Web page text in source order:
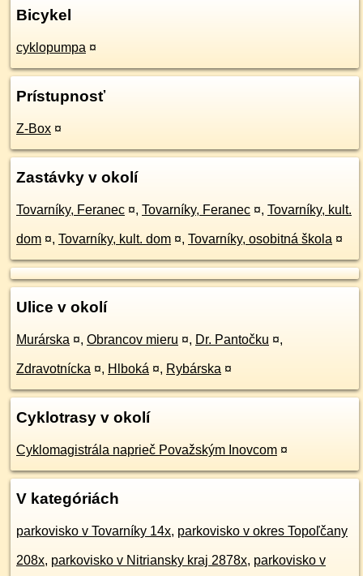
Bicykel
cyklopumpa ¤
Prístupnosť
Z-Box ¤
Zastávky v okolí
Tovarníky, Feranec ¤, Tovarníky, Feranec ¤, Tovarníky, kult.
dom ¤, Tovarníky, kult. dom ¤, Tovarníky, osobitná škola ¤
Ulice v okolí
Murárska ¤, Obrancov mieru ¤, Dr. Pantočku ¤,
Zdravotnícka ¤, Hlboká ¤, Rybárska ¤
Cyklotrasy v okolí
Cyklomagistrála naprieč Považským Inovcom ¤
V kategóriách
parkovisko v Tovarníky 14x, parkovisko v okres Topoľčany
208x, parkovisko v Nitriansky kraj 2878x, parkovisko v